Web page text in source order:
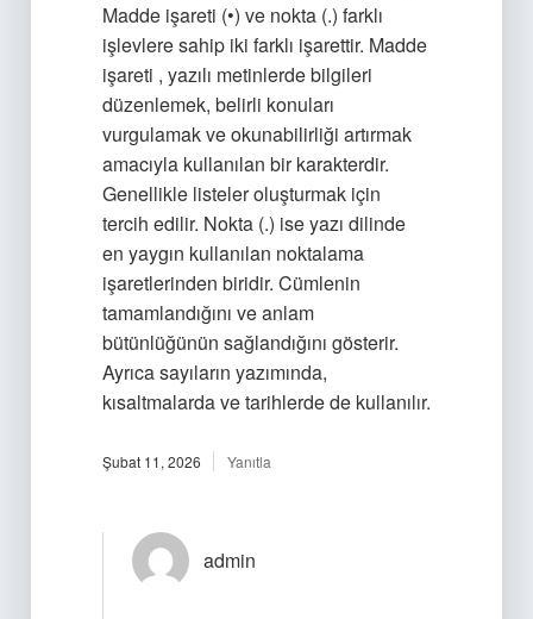
Madde işareti (•) ve nokta (.) farklı
işlevlere sahip iki farklı işarettir. Madde
işareti , yazılı metinlerde bilgileri
düzenlemek, belirli konuları
vurgulamak ve okunabilirliği artırmak
amacıyla kullanılan bir karakterdir.
Genellikle listeler oluşturmak için
tercih edilir. Nokta (.) ise yazı dilinde
en yaygın kullanılan noktalama
işaretlerinden biridir. Cümlenin
tamamlandığını ve anlam
bütünlüğünün sağlandığını gösterir.
Ayrıca sayıların yazımında,
kısaltmalarda ve tarihlerde de kullanılır.
Şubat 11, 2026 Yanıtla
admin